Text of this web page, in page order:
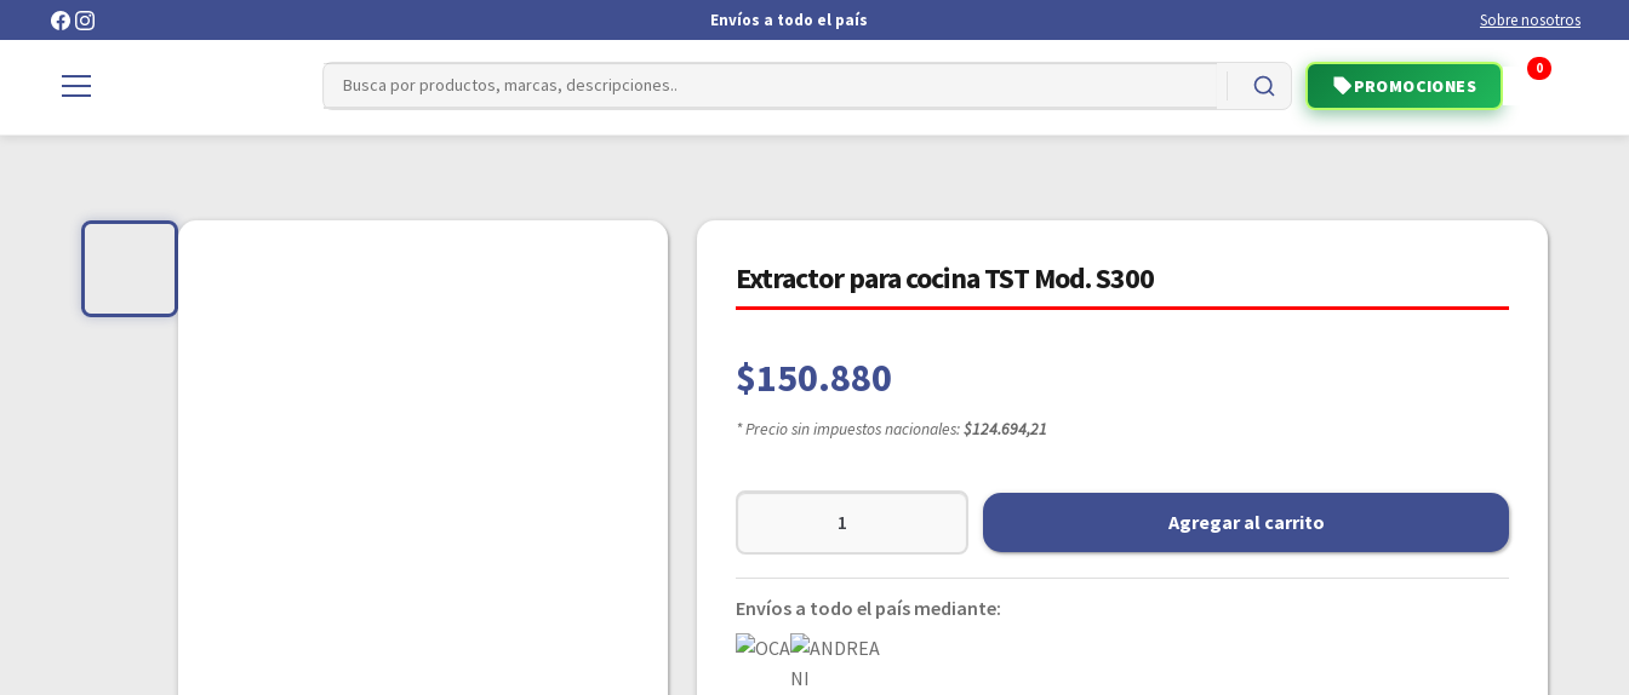
Envíos a todo el país Sobre nosotros
PROMOCIONES
0
Extractor para cocina TST Mod. S300
$150.880
* Precio sin impuestos nacionales:$124.694,21
Agregar al carrito
Envíos a todo el país mediante: